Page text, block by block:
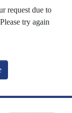
request due to
try again